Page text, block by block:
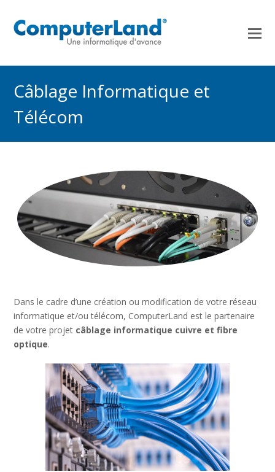
Câblage Informatique et
Télécom
Dans le cadre d’une création ou modification de votre réseau
informatique et/ou télécom, ComputerLand est le partenaire
de votre projet câblage informatique cuivre et fibre
optique.